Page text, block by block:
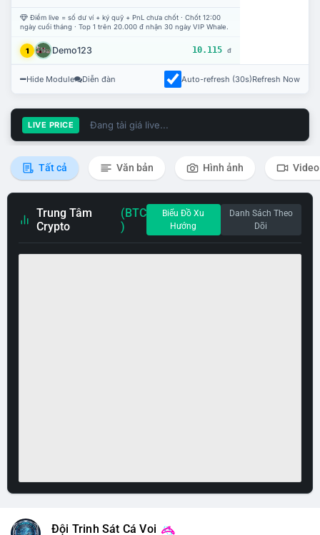
Điểm live = số dư ví + ký quỹ + PnL chưa chốt · Chốt 12:00
ngày cuối tháng · Top 1 trên 20.000 đ nhận 30 ngày VIP Whale.
1 Demo123 10.115 đ
Hide Module Diễn đàn Auto-refresh (30s)Refresh Now
LIVE PRICE Đang tải giá live...
Tất cả Văn bản Hình ảnh Video
Trung Tâm
Crypto
(BTC
)
Biểu Đồ Xu
Hướng
Danh Sách Theo
Dõi
Đội Trinh Sát Cá Voi